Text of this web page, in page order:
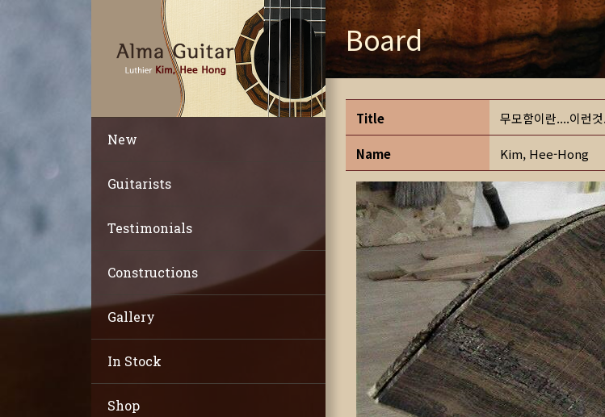
New
Guitarists
Testimonials
Constructions
Gallery
In Stock
Shop
Board
Title 무모함이란....이런
Name Kim, Hee-Hong